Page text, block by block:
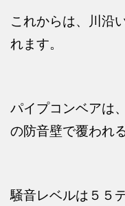
これからは、川沿
れます。
パイプコンベアは
の防音壁で覆われ
騒音レベルは５５